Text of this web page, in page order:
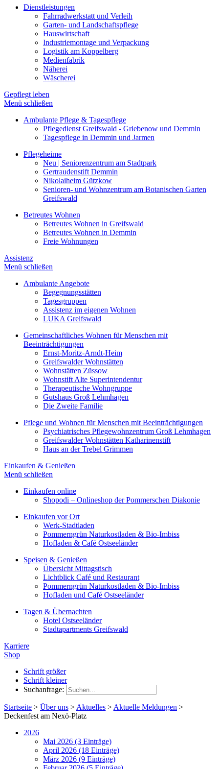
Dienstleistungen
Fahrradwerkstatt und Verleih
Garten- und Landschaftspflege
Hauswirtschaft
Industriemontage und Verpackung
Logistik am Koppelberg
Medienfabrik
Näherei
Wäscherei
Gepflegt leben
Menü schließen
Ambulante Pflege & Tagespflege
Pflegedienst Greifswald - Griebenow und Demmin
Tagespflege in Demmin und Jarmen
Pflegeheime
Neu | Seniorenzentrum am Stadtpark
Gertraudenstift Demmin
Nikolaiheim Gützkow
Senioren- und Wohnzentrum am Botanischen Garten
Greifswald
Betreutes Wohnen
Betreutes Wohnen in Greifswald
Betreutes Wohnen in Demmin
Freie Wohnungen
Assistenz
Menü schließen
Ambulante Angebote
Begegnungsstätten
Tagesgruppen
Assistenz im eigenen Wohnen
LUKA Greifswald
Gemeinschaftliches Wohnen für Menschen mit
Beeinträchtigungen
Ernst-Moritz-Arndt-Heim
Greifswalder Wohnstätten
Wohnstätten Züssow
Wohnstift Alte Superintendentur
Therapeutische Wohngruppe
Gutshaus Groß Lehmhagen
Die Zweite Familie
Pflege und Wohnen für Menschen mit Beeinträchtigungen
Psychiatrisches Pflegewohnzentrum Groß Lehmhagen
Greifswalder Wohnstätten Katharinenstift
Haus an der Trebel Grimmen
Einkaufen & Genießen
Menü schließen
Einkaufen online
Shopodi – Onlineshop der Pommerschen Diakonie
Einkaufen vor Ort
Werk-Stadtladen
Pommerngrün Naturkostladen & Bio-Imbiss
Hofladen & Café Ostseeländer
Speisen & Genießen
Übersicht Mittagstisch
Lichtblick Café und Restaurant
Pommerngrün Naturkostladen & Bio-Imbiss
Hofladen und Café Ostseeländer
Tagen & Übernachten
Hotel Ostseeländer
Stadtapartments Greifswald
Karriere
Shop
Schrift größer
Schrift kleiner
Suchanfrage:
Startseite > Über uns > Aktuelles > Aktuelle Meldungen >
Deckenfest am Nexö-Platz
2026
Mai 2026 (3 Einträge)
April 2026 (18 Einträge)
März 2026 (9 Einträge)